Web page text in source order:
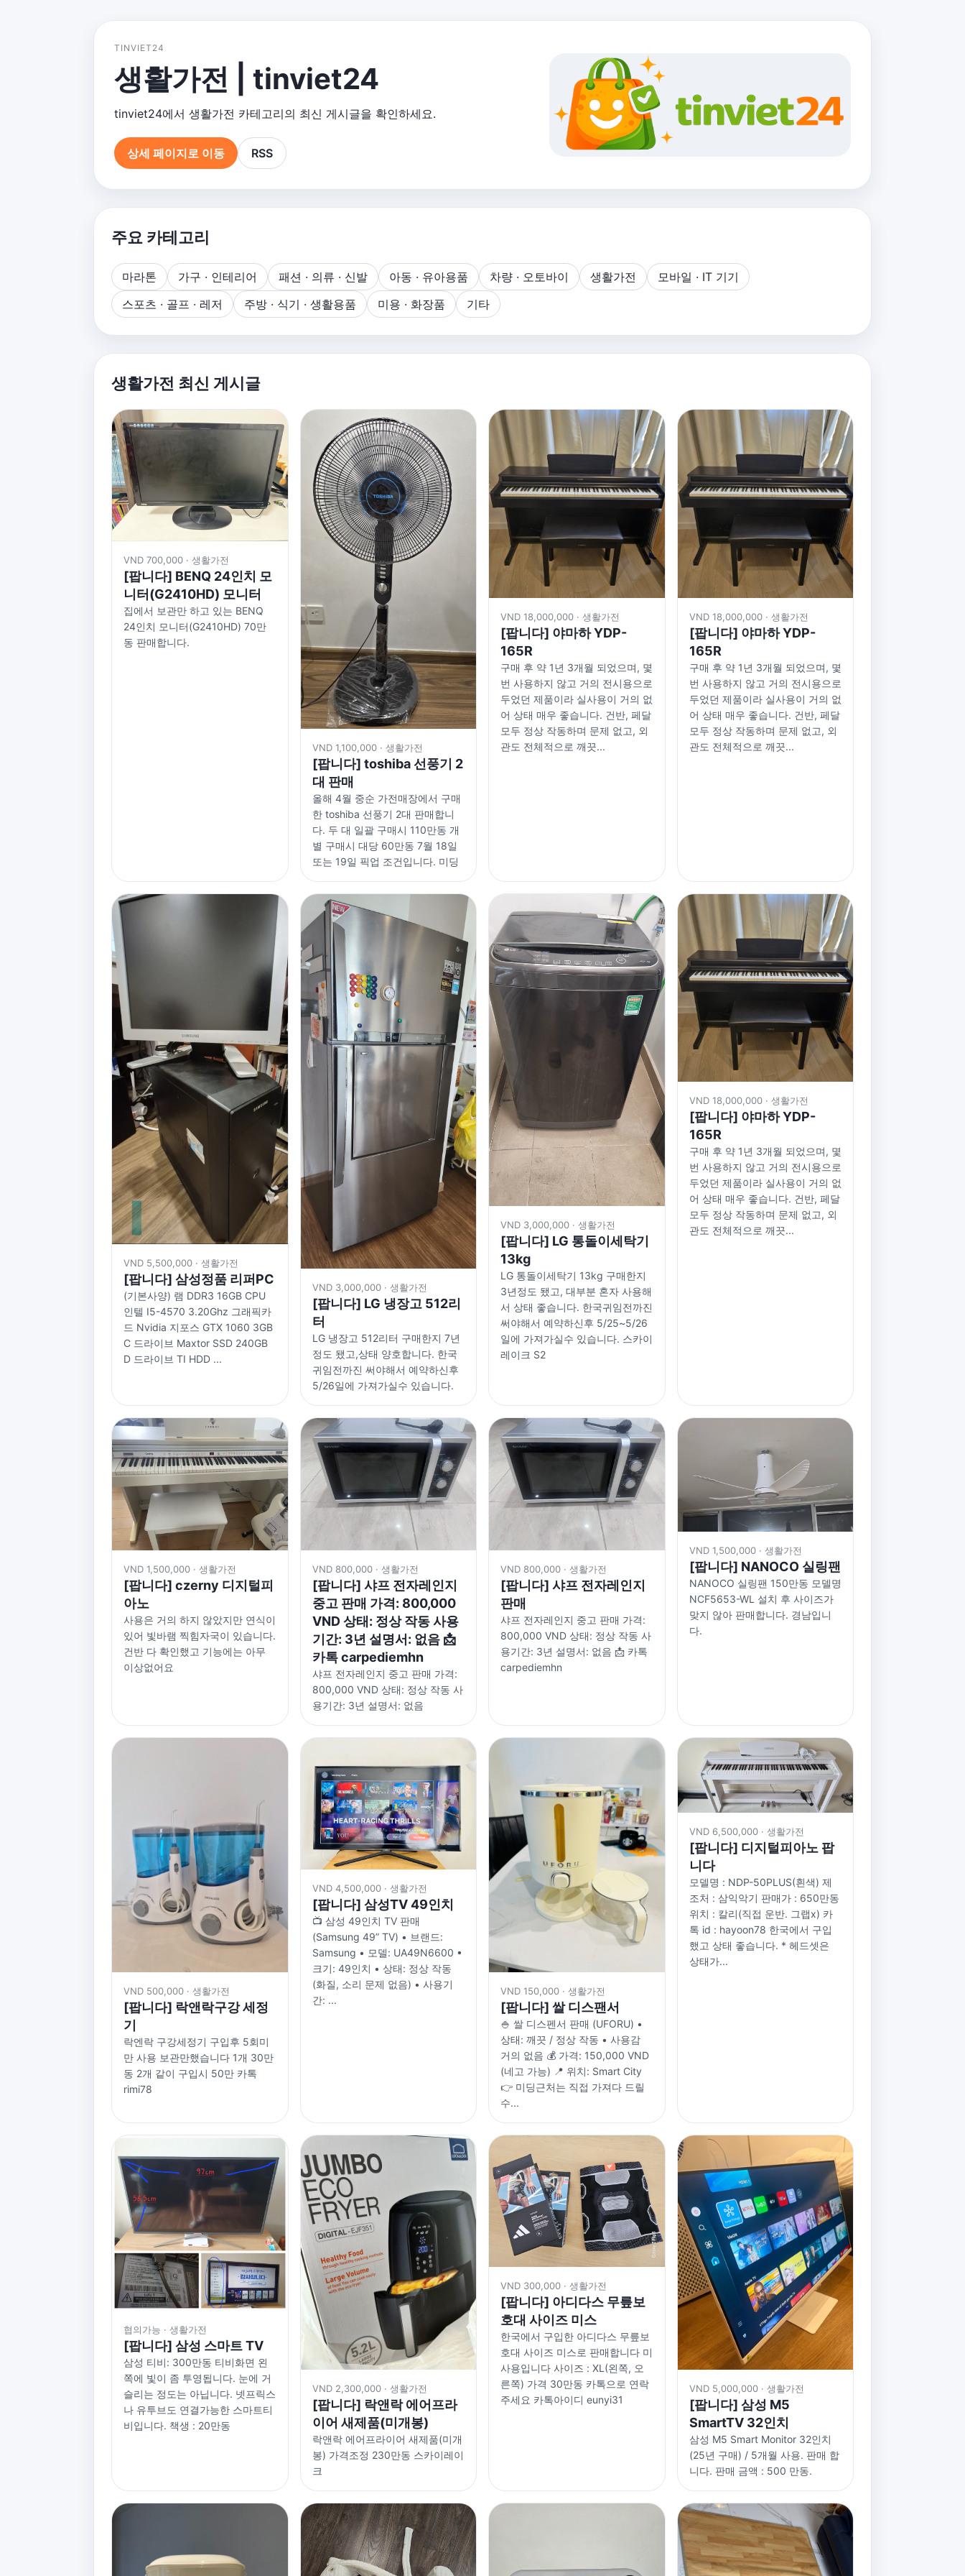
TINVIET24
생활가전 | tinviet24
tinviet24에서 생활가전 카테고리의 최신 게시글을 확인하세요.
상세 페이지로 이동 RSS
주요 카테고리
마라톤 가구 · 인테리어 패션 · 의류 · 신발 아동 · 유아용품 차량 · 오토바이 생활가전
모바일 · IT 기기
스포츠 · 골프 · 레저
주방 · 식기 · 생활용품 미용 · 화장품 기타
생활가전 최신 게시글
VND 700,000 · 생활가전
[팝니다] BENQ 24인치 모
니터(G2410HD) 모니터
집에서 보관만 하고 있는 BENQ
24인치 모니터(G2410HD) 70만
동 판매합니다.
VND 1,100,000 · 생활가전
[팝니다] toshiba 선풍기 2
대 판매
올해 4월 중순 가전매장에서 구매
한 toshiba 선풍기 2대 판매합니
다. 두 대 일괄 구매시 110만동 개
별 구매시 대당 60만동 7월 18일
또는 19일 픽업 조건입니다. 미딩
VND 18,000,000 · 생활가전
[팝니다] 야마하 YDP-
165R
구매 후 약 1년 3개월 되었으며, 몇
번 사용하지 않고 거의 전시용으로
두었던 제품이라 실사용이 거의 없
어 상태 매우 좋습니다. 건반, 페달
모두 정상 작동하며 문제 없고, 외
관도 전체적으로 깨끗...
VND 18,000,000 · 생활가전
[팝니다] 야마하 YDP-
165R
구매 후 약 1년 3개월 되었으며, 몇
번 사용하지 않고 거의 전시용으로
두었던 제품이라 실사용이 거의 없
어 상태 매우 좋습니다. 건반, 페달
모두 정상 작동하며 문제 없고, 외
관도 전체적으로 깨끗...
VND 5,500,000 · 생활가전
[팝니다] 삼성정품 리퍼PC
(기본사양) 램 DDR3 16GB CPU
인텔 I5-4570 3.20Ghz 그래픽카
드 Nvidia 지포스 GTX 1060 3GB
C 드라이브 Maxtor SSD 240GB
D 드라이브 TI HDD ...
VND 3,000,000 · 생활가전
[팝니다] LG 냉장고 512리
터
LG 냉장고 512리터 구매한지 7년
정도 됐고,상태 양호합니다. 한국
귀임전까진 써야해서 예약하신후
5/26일에 가져가실수 있습니다.
VND 3,000,000 · 생활가전
[팝니다] LG 통돌이세탁기
13kg
LG 통돌이세탁기 13kg 구매한지
3년정도 됐고, 대부분 혼자 사용해
서 상태 좋습니다. 한국귀임전까진
써야해서 예약하신후 5/25~5/26
일에 가져가실수 있습니다. 스카이
레이크 S2
VND 18,000,000 · 생활가전
[팝니다] 야마하 YDP-
165R
구매 후 약 1년 3개월 되었으며, 몇
번 사용하지 않고 거의 전시용으로
두었던 제품이라 실사용이 거의 없
어 상태 매우 좋습니다. 건반, 페달
모두 정상 작동하며 문제 없고, 외
관도 전체적으로 깨끗...
VND 1,500,000 · 생활가전
[팝니다] czerny 디지털피
아노
사용은 거의 하지 않았지만 연식이
있어 빛바램 찍힘자국이 있습니다.
건반 다 확인했고 기능에는 아무
이상없어요
VND 800,000 · 생활가전
[팝니다] 샤프 전자레인지
중고 판매 가격: 800,000
VND 상태: 정상 작동 사용
기간: 3년 설명서: 없음 📩
카톡 carpediemhn
샤프 전자레인지 중고 판매 가격:
800,000 VND 상태: 정상 작동 사
용기간: 3년 설명서: 없음
VND 800,000 · 생활가전
[팝니다] 샤프 전자레인지
판매
샤프 전자레인지 중고 판매 가격:
800,000 VND 상태: 정상 작동 사
용기간: 3년 설명서: 없음 📩 카톡
carpediemhn
VND 1,500,000 · 생활가전
[팝니다] NANOCO 실링팬
NANOCO 실링팬 150만동 모델명
NCF5653-WL 설치 후 사이즈가
맞지 않아 판매합니다. 경남입니
다.
VND 500,000 · 생활가전
[팝니다] 락앤락구강 세정
기
락엔락 구강세정기 구입후 5회미
만 사용 보관만했습니다 1개 30만
동 2개 같이 구입시 50만 카톡
rimi78
VND 4,500,000 · 생활가전
[팝니다] 삼성TV 49인치
📺 삼성 49인치 TV 판매
(Samsung 49” TV) • 브랜드:
Samsung • 모델: UA49N6600 •
크기: 49인치 • 상태: 정상 작동
(화질, 소리 문제 없음) • 사용기
간: ...
VND 150,000 · 생활가전
[팝니다] 쌀 디스팬서
🍚 쌀 디스펜서 판매 (UFORU) •
상태: 깨끗 / 정상 작동 • 사용감
거의 없음 💰 가격: 150,000 VND
(네고 가능) 📍 위치: Smart City
👉 미딩근처는 직접 가져다 드릴
수...
VND 6,500,000 · 생활가전
[팝니다] 디지털피아노 팝
니다
모델명 : NDP-50PLUS(흰색) 제
조처 : 삼익악기 판매가 : 650만동
위치 : 칼리(직접 운반. 그랩x) 카
톡 id : hayoon78 한국에서 구입
했고 상태 좋습니다. * 헤드셋은
상태가...
협의가능 · 생활가전
[팝니다] 삼성 스마트 TV
삼성 티비: 300만동 티비화면 왼
쪽에 빛이 좀 투영됩니다. 눈에 거
슬리는 정도는 아닙니다. 넷프릭스
나 유투브도 연결가능한 스마트티
비입니다. 책생 : 20만동
VND 2,300,000 · 생활가전
[팝니다] 락앤락 에어프라
이어 새제품(미개봉)
락앤락 에어프라이어 새제품(미개
봉) 가격조정 230만동 스카이레이
크
VND 300,000 · 생활가전
[팝니다] 아디다스 무릎보
호대 사이즈 미스
한국에서 구입한 아디다스 무릎보
호대 사이즈 미스로 판매합니다 미
사용입니다 사이즈 : XL(왼쪽, 오
른쪽) 가격 30만동 카톡으로 연락
주세요 카톡아이디 eunyi31
VND 5,000,000 · 생활가전
[팝니다] 삼성 M5
SmartTV 32인치
삼성 M5 Smart Monitor 32인치
(25년 구매) / 5개월 사용. 판매 합
니다. 판매 금액 : 500 만동.